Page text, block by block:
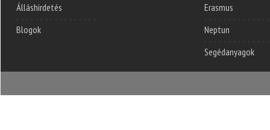
Álláshirdetés
Blogok
Erasmus
Neptun
Segédanyagok